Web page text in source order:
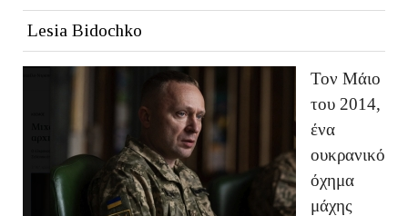
Lesia Bidochko
Τον Μάιο
του 2014,
ένα
ουκρανικό
όχημα
μάχης